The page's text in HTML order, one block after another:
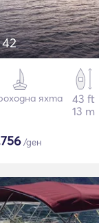
яхта
43 ft
13 m
/ден